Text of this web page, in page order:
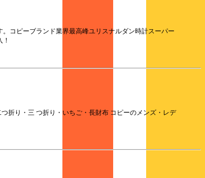
コピーブランド業界最高峰ユリスナルダン時計スーパー
折り・三 つ折り・いちご・長財布 コピーのメンズ・レデ